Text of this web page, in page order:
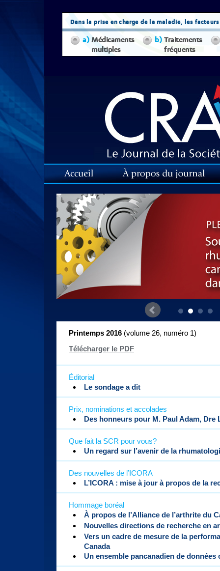
Printemps 2016 ( volume 26, numéro 1)
Télécharger le PDF
Éditorial
Le sondage a dit
Prix, nominations et accolades
Des honneurs pour M. Paul Adam, Dre
Que fait la SCR pour vous?
Un regard sur l’avenir de la
Des nouvelles de l’ICORA
L’ICORA : mise à jour à propos de la
Hommage boréal
À propos de l’Alliance de l’arthrite du
Nouvelles directions de recherche en
Vers un cadre de mesure de la
Canada
Un ensemble pancanadien de